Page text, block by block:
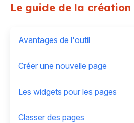
Le guide de la création
Avantages de l'outil
Créer une nouvelle page
Les widgets pour les pages
Classer des pages